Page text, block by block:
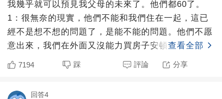
我幾乎就可以預見我父母的未來了。他們都60了。
1：很無奈的現實，他們不能和我們住在一起，這已
經不是想不想的問題了，是能不能的問題。他們不愿
意出來，我們在外面又沒能力買房子安頓不了他們。
我們回家，又不知
查看全部
7194 踩 評論 分享
回答4